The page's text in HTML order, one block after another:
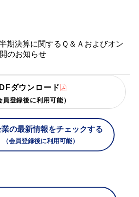
期決算に関するＱ＆Ａおよびオン
のお知らせ
ダウンロード
員登録後に利用可能）
業の最新情報をチェックする
（会員登録後に利用可能）